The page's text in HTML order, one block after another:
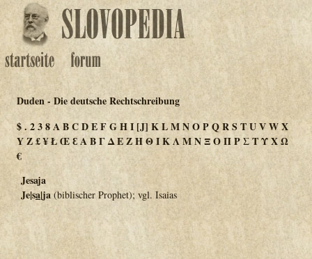
Duden - Die deutsche Rechtschreibung
$.238ABCDEFGHI[J] KLMNOPQRS TUVWX
YZ£¥ŁŒƐΑΒΓΔΕΖΗΘΙΚΛΜΝΞΟΠΡΣΤΥΧΩ
€
Jesaja
Je|sa|ja (biblischer Prophet); vgl. Isaias